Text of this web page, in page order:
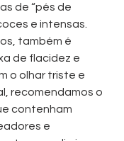
de “pés de
e intensas.
também é
de flacidez e
o olhar triste e
recomendamos o
contenham
e